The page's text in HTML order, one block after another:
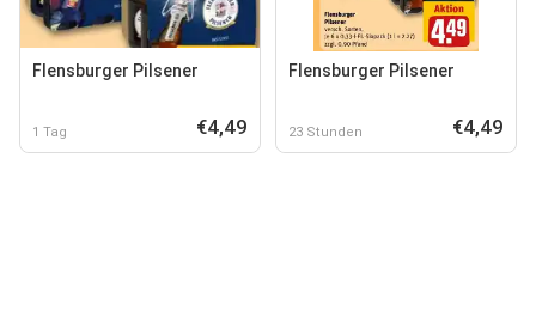
Flensburger Pilsener
1 Tag €4,49
Flensburger Pilsener
23 Stunden €4,49